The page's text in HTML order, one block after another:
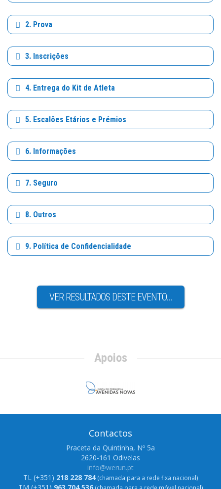
2. Prova
3. Inscrições
4. Entrega do Kit de Atleta
5. Escalões Etários e Prémios
6. Informações
7. Seguro
8. Outros
9. Política de Confidencialidade
VER RESULTADOS DESTE EVENTO...
Apoios
Contactos
Praceta da Quintinha, Nº 5a
2620-161 Odivelas
info@werun.pt
TL (+351) 218 228 784(chamada para a rede fixa nacional)